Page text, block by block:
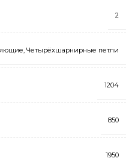
2
Четырёхшарнирные петли
1204
850
1950